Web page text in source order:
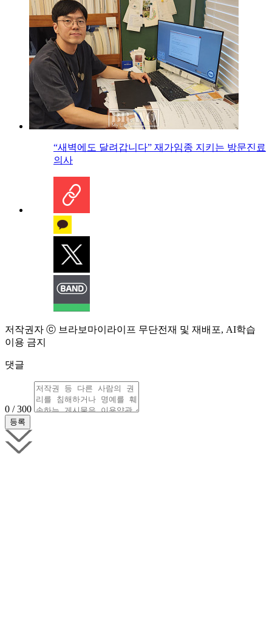
“새벽에도 달려갑니다” 재가임종 지키는 방문진료
의사
저작권자 ⓒ 브라보마이라이프 무단전재 및 재배포, AI학습
이용 금지
댓글
0 / 300